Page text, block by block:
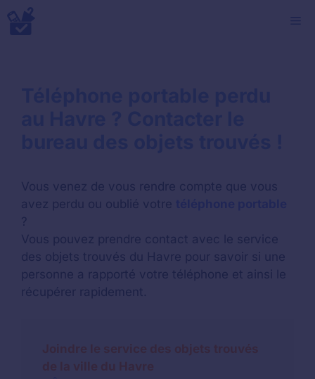
Aller
au
Vous venez de vous rendre compte que vous
avez perdu ou oublié votre
?
Vous pouvez prendre contact avec le service
des objets trouvés du Havre pour savoir si une
personne a rapporté votre téléphone et ainsi le
récupérer rapidement.
Joindre le service des objets trouvés
de la ville du Havre